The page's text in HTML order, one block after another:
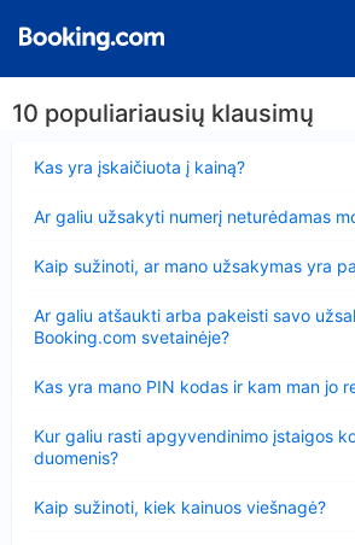
10 populiariausių klausimų
Kas yra įskaičiuota į kainą?
Ar galiu užsakyti numerį neturėdamas
Kaip sužinoti, ar mano užsakymas yra
Ar galiu atšaukti arba pakeisti savo
Booking.com svetainėje?
Kas yra mano PIN kodas ir kam man jo
Kur galiu rasti apgyvendinimo įstaigos
duomenis?
Kaip sužinoti, kiek kainuos viešnagė?